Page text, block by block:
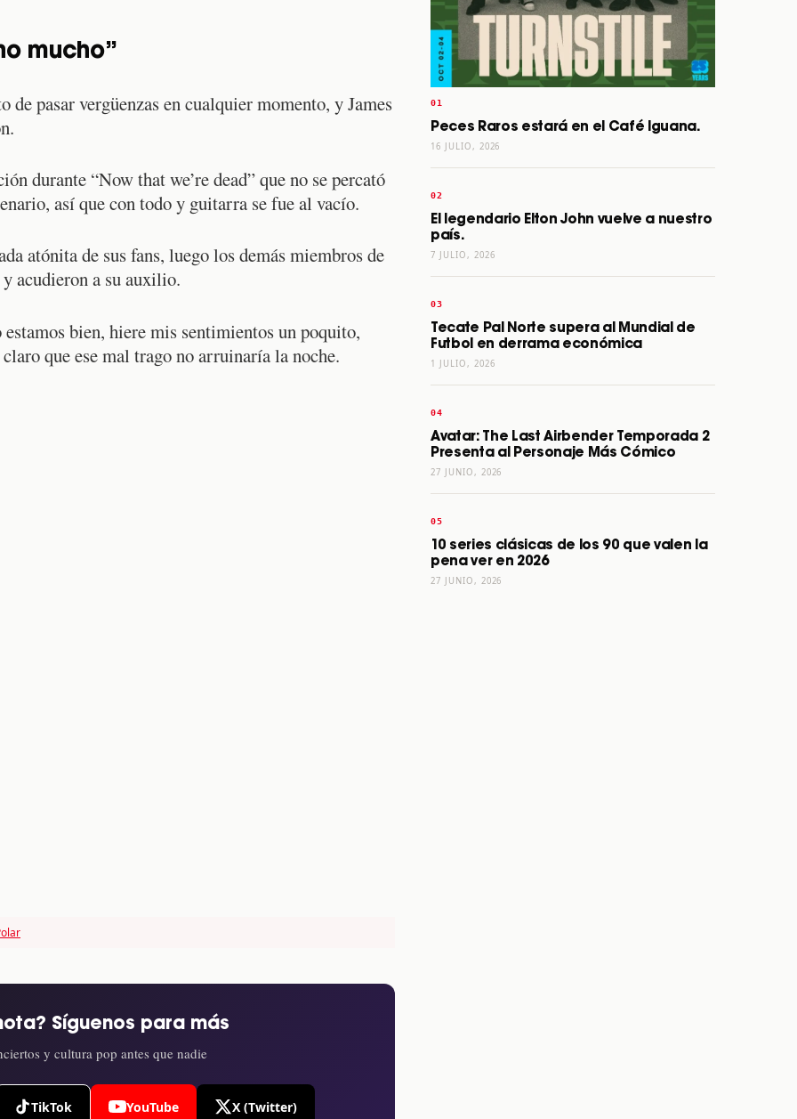
mucho”
de pasar vergüenzas en cualquier momento, y James
durante “Now that we’re dead” que no se percató
así que con todo y guitarra se fue al vacío.
atónita de sus fans, luego los demás miembros de
acudieron a su auxilio.
bien, hiere mis sentimientos un poquito,
que ese mal trago no arruinaría la noche.
Síguenos para más
y cultura pop antes que nadie
TikTok YouTube X (Twitter)
Peces Raros estará en el Café Iguana.
16 JULIO, 2026
El legendario Elton John vuelve a nuestro
país.
7 JULIO, 2026
Tecate Pal Norte supera al Mundial de
Futbol en derrama económica
1 JULIO, 2026
Avatar: The Last Airbender Temporada 2
Presenta al Personaje Más Cómico
27 JUNIO, 2026
10 series clásicas de los 90 que valen la
pena ver en 2026
27 JUNIO, 2026